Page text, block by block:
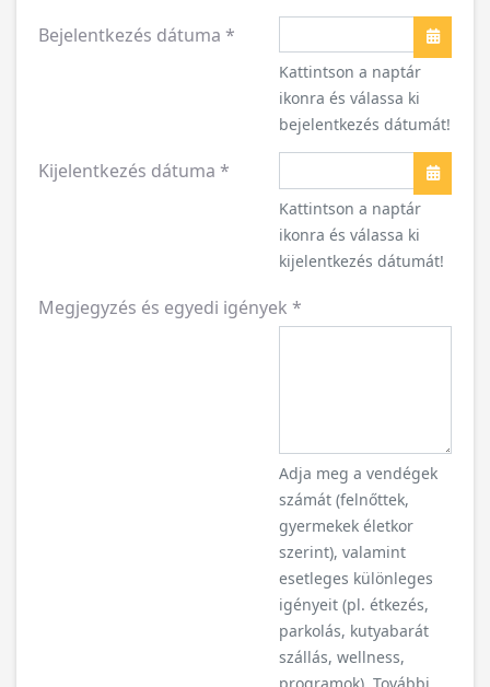
Bejelentkezés dátuma *
Naptár
Kattintson a naptár
ikonra és válassa ki
bejelentkezés dátumát!
Kijelentkezés dátuma *
Naptár
Kattintson a naptár
ikonra és válassa ki
kijelentkezés dátumát!
Megjegyzés és egyedi igények *
Adja meg a vendégek
számát (felnőttek,
gyermekek életkor
szerint), valamint
esetleges különleges
igényeit (pl. étkezés,
parkolás, kutyabarát
szállás, wellness,